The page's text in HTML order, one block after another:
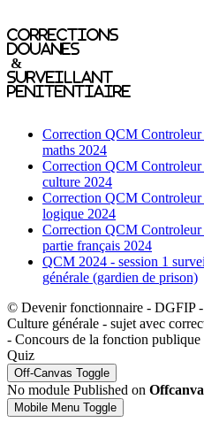
Corrections
Douanes
&
Surveillant
penitentiaire
Correction QCM
maths 2024
Correction QCM
culture 2024
Correction QCM
logique 2024
Correction QCM
partie français 2024
QCM 2024 - session 1
générale (gardien de prison)
© Devenir fonctionnaire - DGFIP
Culture générale - sujet avec
- Concours de la fonction
Quiz
Off-Canvas Toggle
No module Published on
Mobile Menu Toggle